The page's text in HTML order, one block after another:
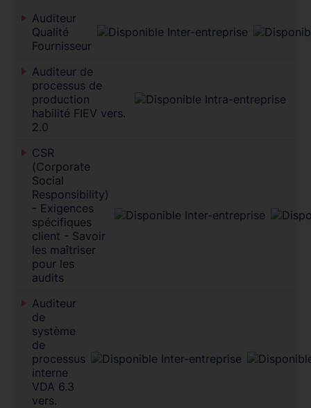
Auditeur
Qualité
Fournisseur
Auditeur de
processus de
production
habilité FIEV vers.
2.0
CSR
(Corporate
Social
Responsibility)
- Exigences
spécifiques
client - Savoir
les maîtriser
pour les
audits
Auditeur
de
système
de
processus
interne
VDA 6.3
vers.